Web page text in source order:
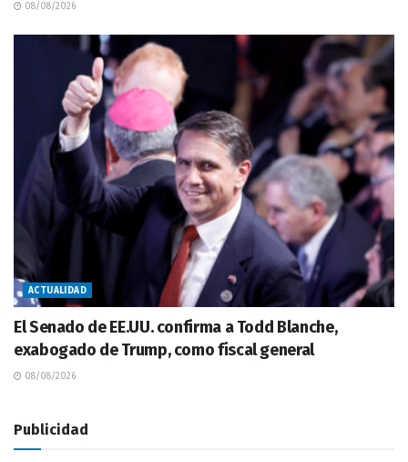
08/08/2026
ACTUALIDAD
El Senado de EE.UU. confirma a Todd Blanche,
exabogado de Trump, como fiscal general
08/08/2026
Publicidad